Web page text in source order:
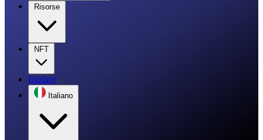
Risorse
NFT
Iniziare
Italiano